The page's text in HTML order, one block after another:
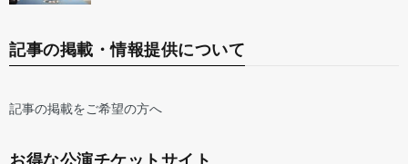
記事の掲載・情報提供について
記事の掲載をご希望の方へ